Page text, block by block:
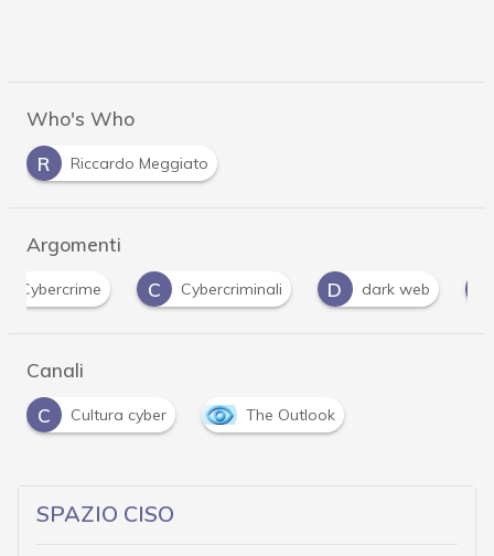
Who's Who
R
Riccardo Meggiato
Argomenti
C
Cybercriminali D dark web D Data Breach
Canali
C
Cultura cyber The Outlook
SPAZIO CISO